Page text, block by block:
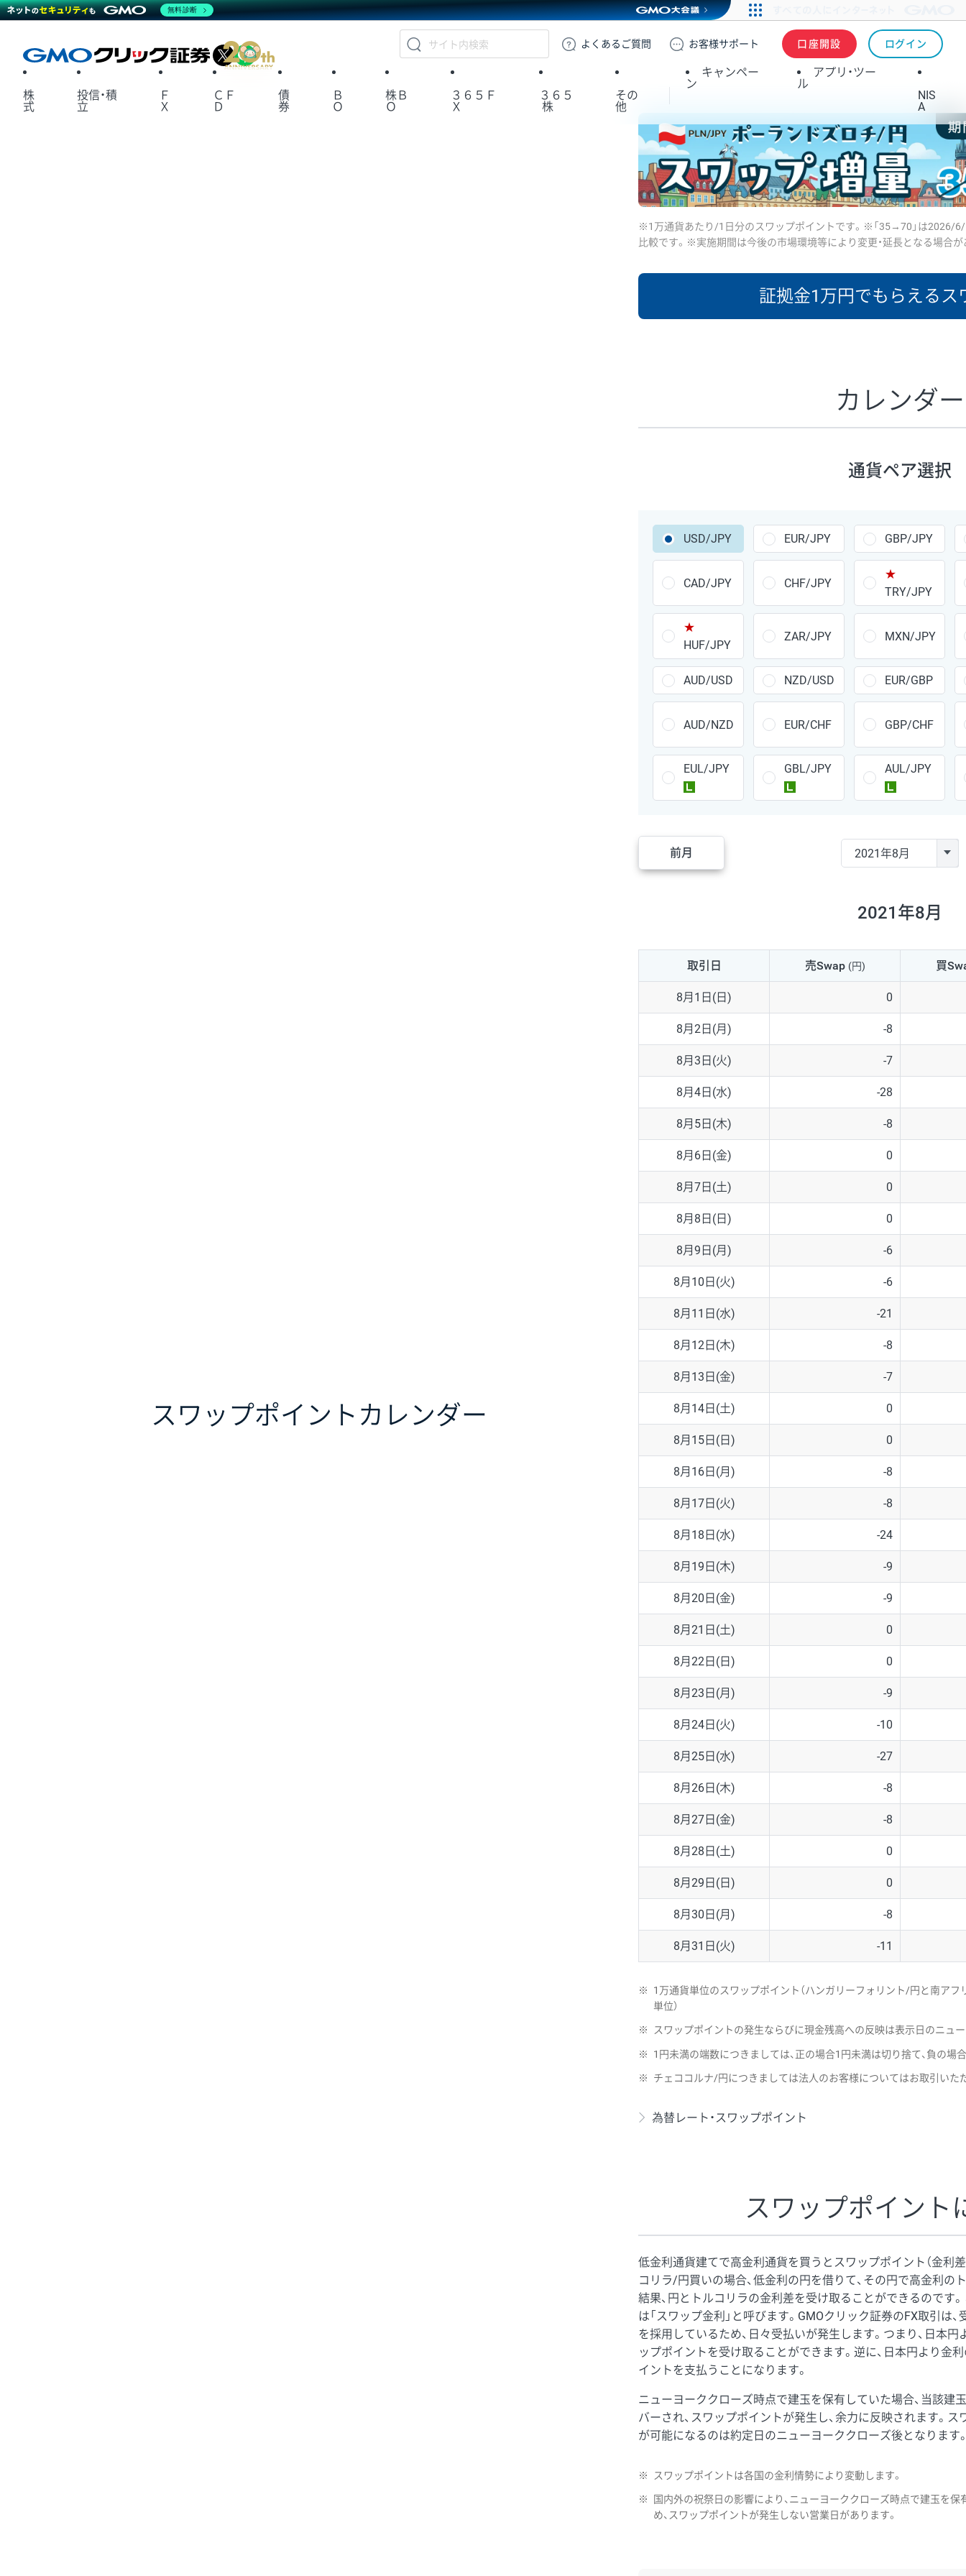
GMOクリック証券
よくある ご質問 お客様サポート 口座開設 ログイン
X
株
式
投信・積
立
Ｆ
Ｘ
ＣＦ
Ｄ
債
券
Ｂ
Ｏ
株Ｂ
Ｏ
３６５Ｆ
Ｘ
３６５
株
その
他
キャンペー
ン
アプリ・ツー
ル
NIS
A
スワップポイント カレンダー
※1万通貨あたり/1日分のスワップポイントです。※「35→70」は2026/6/
比較です。※実施期間は今後の市場環境等により変更・延長となる場合が
証拠金1万円でもらえるス
あたりの
ポイント
GBP/JPY 170円
AUD/JPY 106円
NZD/JPY 28円
CAD/JPY 38円
CHF/JPY 34円
PLN/JPY 35円
HUF/JPY 16円
ZAR/JPY 130円
MXN/JPY 140円
AUD/USD
NZD/USD 41円
EUR/GBP 71円
EUR/AUD 103円
GBP/AUD 43円
AUD/NZD 66円
EUR/CHF 111円
GBP/CHF 220円
USD/CHF 160円
※2026/6/30の当社のスワップポイントおよび、同日の為替レートに
※取引証拠金は同日の当社為替レート（ニューヨーククローズ・MIDレ
※ハンガリーフォリント/円と南アフリカランド/円とメキシコペソ/
カレンダー
通貨ペア選択
USD/JPY EUR/JPY GBP/JPY
CAD/JPY CHF/JPY
★
TRY/JPY
★
HUF/JPY
ZAR/JPY MXN/JPY
AUD/USD NZD/USD EUR/GBP
AUD/NZD EUR/CHF GBP/CHF
EUL/JPY
GBL/JPY
AUL/JPY
前月
2021年8月
取引日 売Swap (円) 買
8月1日(日) 0
8月2日(月) -8
8月3日(火) -7
8月4日(水) -28
8月5日(木) -8
8月6日(金) 0
8月7日(土) 0
8月8日(日) 0
8月9日(月) -6
8月10日(火) -6
8月11日(水) -21
8月12日(木) -8
8月13日(金) -7
8月14日(土) 0
8月15日(日) 0
8月16日(月) -8
8月17日(火) -8
8月18日(水) -24
8月19日(木) -9
8月20日(金) -9
8月21日(土) 0
8月22日(日) 0
8月23日(月) -9
8月24日(火) -10
8月25日(水) -27
8月26日(木) -8
8月27日(金) -8
8月28日(土) 0
8月29日(日) 0
8月30日(月) -8
8月31日(火) -11
※
1万通貨単位のスワップポイント（ハンガリーフォリント/円と南ア
単位）
※ スワップポイントの発生ならびに現金残高への反映は表示日のニュ
※ 1円未満の端数につきましては、正の場合1円未満は切り捨て、負の場
※ チェココルナ/円につきましては法人のお客様についてはお取引いた
為替レート・スワップポイント
スワップポイント
低金利通貨建てで高金利通貨を買うとスワップポイント（金利
コリラ/円買いの場合、低金利の円を借りて、その円で高金利の
結果、円とトルコリラの金利差を受け取ることができるのです
は「スワップ金利」と呼びます。GMOクリック証券のFX取引は
を採用しているため、日々受払いが発生します。つまり、日本
ップポイントを受け取ることができます。逆に、日本円より金
イントを支払うことになります。
ニューヨーククローズ時点で建玉を保有していた場合、当該建
バーされ、スワップポイントが発生し、余力に反映されます。
が可能になるのは約定日のニューヨーククローズ後となります
※ スワップポイントは各国の金利情勢により変動します。
※
国内外の祝祭日の影響により、ニューヨーククローズ時点で建玉を
め、スワップポイントが発生しない営業日があります。
無料診断